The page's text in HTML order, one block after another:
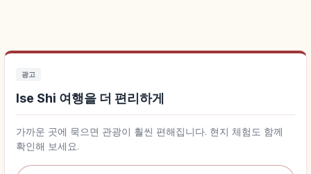
광고
Ise Shi 여행을 더 편리하게
가까운 곳에 묵으면 관광이 훨씬 편해집니다. 현지 체험도 함께
확인해 보세요.